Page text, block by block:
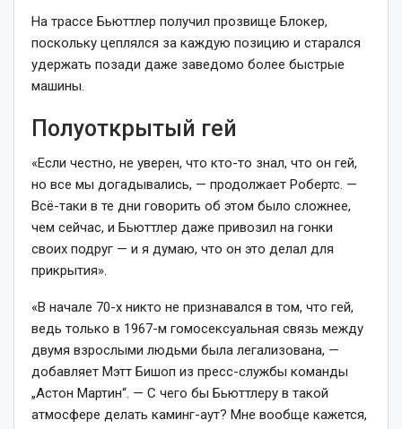
На трассе Бьюттлер получил прозвище Блокер,
поскольку цеплялся за каждую позицию и старался
удержать позади даже заведомо более быстрые
машины.
Полуоткрытый гей
«Если честно, не уверен, что кто-то знал, что он гей,
но все мы догадывались, — продолжает Робертс. —
Всё-таки в те дни говорить об этом было сложнее,
чем сейчас, и Бьюттлер даже привозил на гонки
своих подруг — и я думаю, что он это делал для
прикрытия».
«В начале 70-х никто не признавался в том, что гей,
ведь только в 1967-м гомосексуальная связь между
двумя взрослыми людьми была легализована, —
добавляет Мэтт Бишоп из пресс-службы команды
„Астон Мартин“. — С чего бы Бьюттлеру в такой
атмосфере делать каминг-аут? Мне вообще кажется,